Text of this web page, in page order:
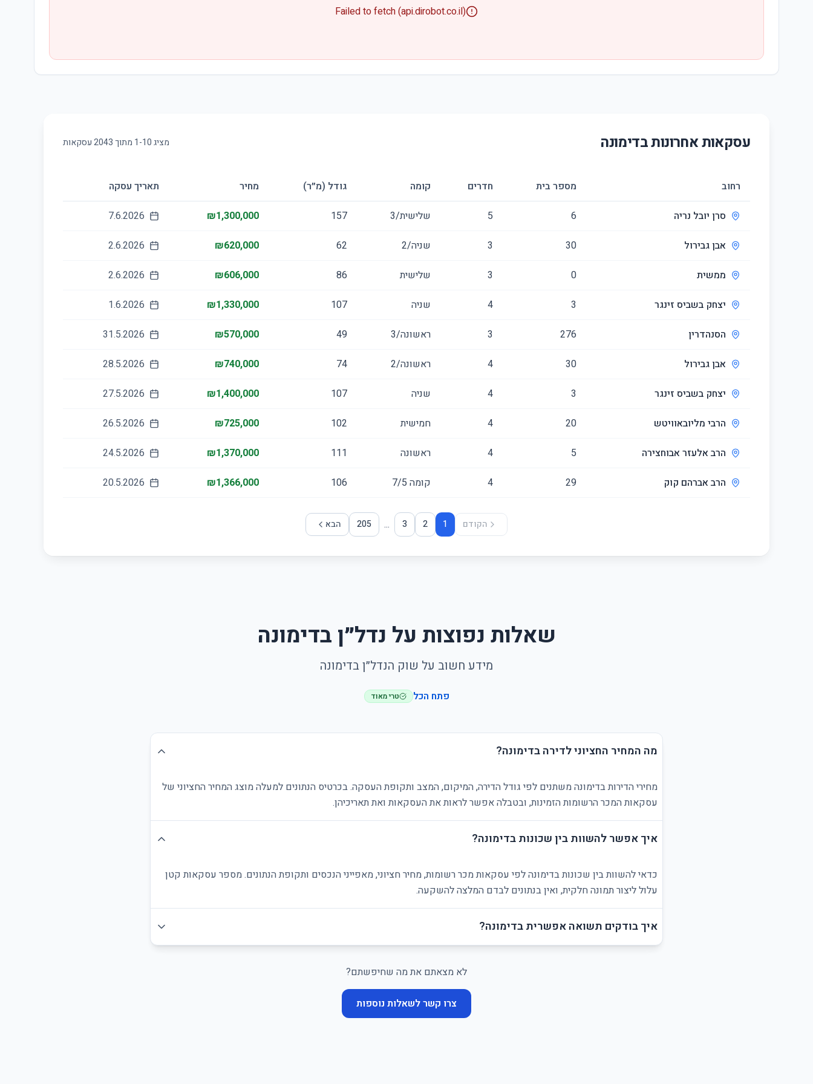
Failed to fetch (api.dirobot.co.il)
עסקאות אחרונות בדימונה מציג 1-10 מתוך2043עסקאות
רחוב מספר בית חדרים קומה גודל (מ״ר) מחיר תאריך עסקה
סרן יובל נריה 6
5 שלישית/3 157
₪1,300,000
7.6.2026
אבן גבירול 30
3 שניה/2 62
₪620,000
2.6.2026
ממשית 0
3 שלישית 86
₪606,000
2.6.2026
יצחק בשביס זינגר 3
4 שניה 107
₪1,330,000
1.6.2026
הסנהדרין 276
3 ראשונה/3 49
₪570,000
31.5.2026
אבן גבירול 30
4 ראשונה/2 74
₪740,000
28.5.2026
יצחק בשביס זינגר 3
4 שניה 107
₪1,400,000
27.5.2026
הרבי מליובאוויטש 20
4 חמישית 102
₪725,000
26.5.2026
הרב אלעזר אבוחצירה 5
4 ראשונה 111
₪1,370,000
24.5.2026
הרב אברהם קוק 29
4 קומה ‎5‏/7 106
₪1,366,000
20.5.2026
הקודם 1
2
3
...
205 הבא
שאלות נפוצות על נדל״ן בדימונה
מידע חשוב על שוק הנדל״ן בדימונה
פתח הכל טרי מאוד
מה המחיר החציוני לדירה בדימונה?
מחירי הדירות בדימונה משתנים לפי גודל הדירה, המיקום, המצב ותקופת העסקה. בכרטיס הנתונים למעלה מוצג המחיר החציוני של
עסקאות המכר הרשומות הזמינות, ובטבלה אפשר לראות את העסקאות ואת תאריכיהן.
איך אפשר להשוות בין שכונות בדימונה?
כדאי להשוות בין שכונות בדימונה לפי עסקאות מכר רשומות, מחיר חציוני, מאפייני הנכסים ותקופת הנתונים. מספר עסקאות קטן
עלול ליצור תמונה חלקית, ואין בנתונים לבדם המלצה להשקעה.
איך בודקים תשואה אפשרית בדימונה?
לא מצאתם את מה שחיפשתם?
צרו קשר לשאלות נוספות